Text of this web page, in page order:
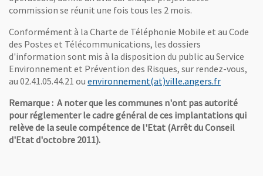
commission se réunit une fois tous les 2 mois.
Conformément à la Charte de Téléphonie Mobile et au Code
des Postes et Télécommunications, les dossiers
d'information sont mis à la disposition du public au Service
Environnement et Prévention des Risques, sur rendez-vous,
au 02.41.05.44.21 ou environnement(at)ville.angers.fr, Ouvre
Remarque : A noter que les communes n'ont pas autorité
pour réglementer le cadre général de ces implantations qui
relève de la seule compétence de l'Etat (Arrêt du Conseil
d'Etat d'octobre 2011).